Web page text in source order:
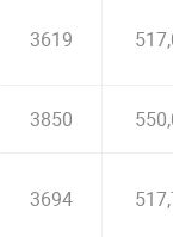
3619
3850
3694